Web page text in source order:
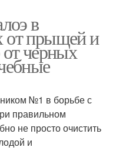
в
от прыщей и
черных
№1 в борьбе с
правильном
не просто очистить
и